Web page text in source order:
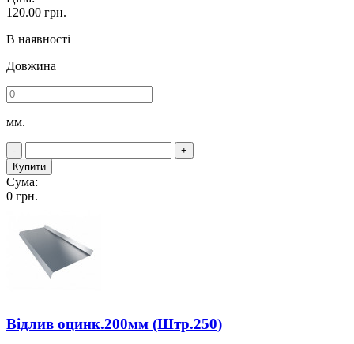
120.00 грн.
В наявності
Довжина
мм.
-
+
Купити
Сума:
0 грн.
Відлив оцинк.200мм (Штр.250)